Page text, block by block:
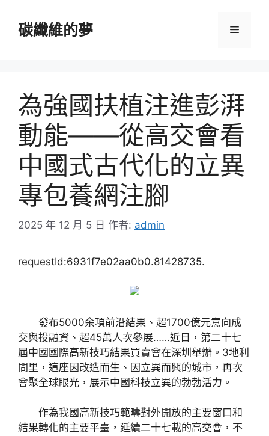
碳纖維的夢 選
為強國扶植注進彭湃
動能——從高交會看
中國式古代化的立異
專包養網注腳
2025 年 12 月 5 日 作者: admin
requestId:6931f7e02aa0b0.81428735.
發布5000余項前沿結果、超1700億元意向成
交與投融資、超45萬人次參展……近日，第二十七
屆中國國際高新技巧結果買賣會在深圳舉辦。3地利
間里，這座因改造而生、因立異而興的城市，再次
會聚全球眼光，展示中國科技立異的勃勃活力。
作為我國高新技巧範疇對外開放的主要窗口和
結果轉化的主要平臺，延續二十七載的高交會，不